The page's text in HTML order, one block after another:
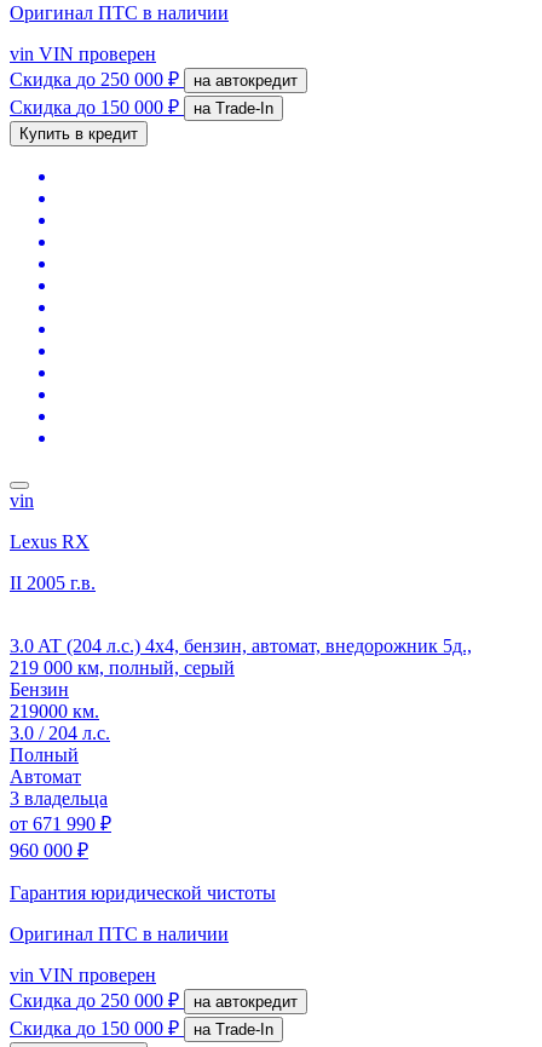
Оригинал ПТС в наличии
vin VIN проверен
Скидка до 250 000 ₽ на автокредит
Скидка до 150 000 ₽
на Trade-In
Купить в кредит
vin
Lexus RX
II 2005 г.в.
3.0 AT (204 л.с.) 4x4, бензин, автомат, внедорожник 5д.,
219 000 км, полный, серый
Бензин
219000 км.
3.0 / 204 л.с.
Полный
Автомат
3 владельца
от 671 990 ₽
960 000 ₽
Гарантия юридической чистоты
Оригинал ПТС в наличии
vin VIN проверен
Скидка до 250 000 ₽ на автокредит
Скидка до 150 000 ₽
на Trade-In